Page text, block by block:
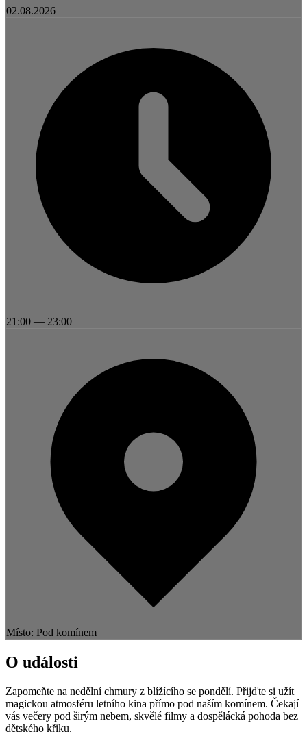
02.08.2026
21:00 — 23:00
Místo: Pod komínem
O události
Zapomeňte na nedělní chmury z blížícího se pondělí. Přijďte si užít
magickou atmosféru letního kina přímo pod naším komínem. Čekají
vás večery pod širým nebem, skvělé filmy a dospělácká pohoda bez
dětského křiku.